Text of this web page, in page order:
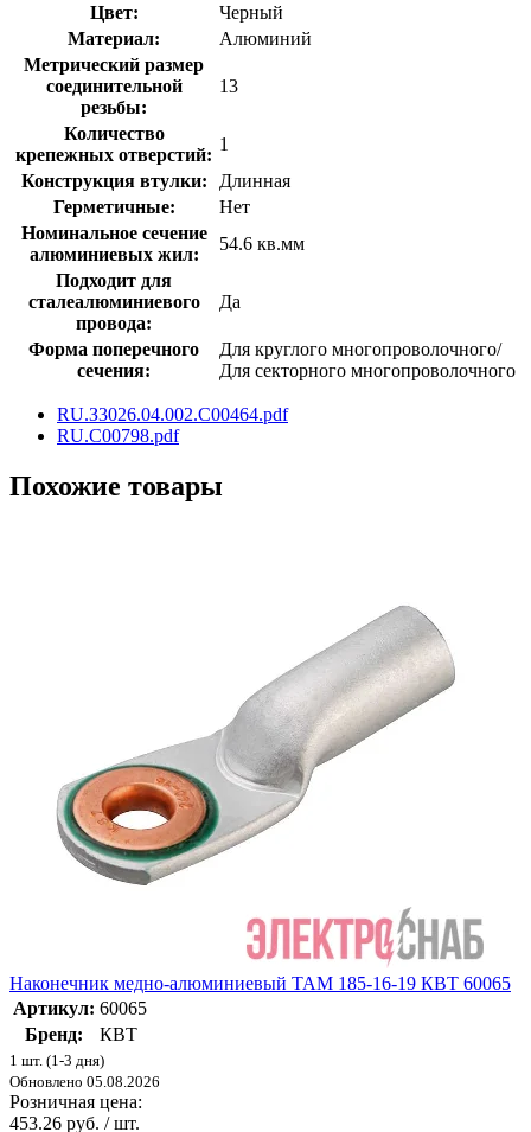
Цвет:
Черный
Материал:
Алюминий
Метрический размер
соединительной
резьбы:
13
Количество
крепежных отверстий:
1
Конструкция втулки:
Длинная
Герметичные:
Нет
Номинальное сечение
алюминиевых жил:
54.6 кв.мм
Подходит для
сталеалюминиевого
провода:
Да
Форма поперечного
сечения:
Для круглого многопроволочного/
Для секторного многопроволочного
RU.З3026.04.002.C00464.pdf
RU.C00798.pdf
Похожие товары
Наконечник медно-алюминиевый ТАМ 185-16-19 КВТ 60065
Артикул: 60065
Бренд:
КВТ
1 шт. (1-3 дня)
Обновлено 05.08.2026
Розничная цена:
453.26 руб. / шт.